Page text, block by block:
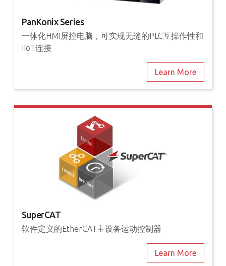
PanKonix Series
一体化HMI屏控电脑，可实现无缝的PLC互操作性和
IIoT连接
Learn More
SuperCAT
软件定义的EtherCAT主设备运动控制器
Learn More